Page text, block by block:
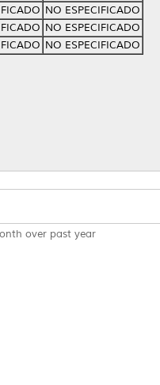
NO ESPECIFICADO
NO ESPECIFICADO
NO ESPECIFICADO
over past year